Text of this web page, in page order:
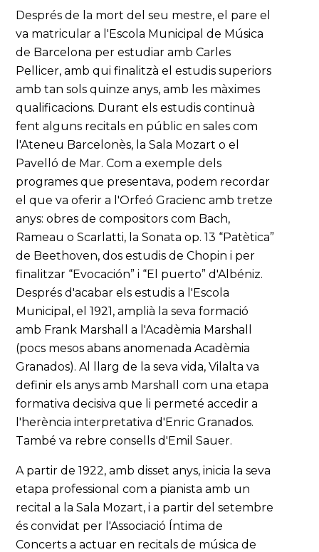
Després de la mort del seu mestre, el pare el
va matricular a l'Escola Municipal de Música
de Barcelona per estudiar amb Carles
Pellicer, amb qui finalitzà el estudis superiors
amb tan sols quinze anys, amb les màximes
qualificacions. Durant els estudis continuà
fent alguns recitals en públic en sales com
l'Ateneu Barcelonès, la Sala Mozart o el
Pavelló de Mar. Com a exemple dels
programes que presentava, podem recordar
el que va oferir a l'Orfeó Gracienc amb tretze
anys: obres de compositors com Bach,
Rameau o Scarlatti, la Sonata op. 13 “Patètica”
de Beethoven, dos estudis de Chopin i per
finalitzar “Evocación” i “El puerto” d'Albéniz.
Després d'acabar els estudis a l'Escola
Municipal, el 1921, amplià la seva formació
amb Frank Marshall a l'Acadèmia Marshall
(pocs mesos abans anomenada Acadèmia
Granados). Al llarg de la seva vida, Vilalta va
definir els anys amb Marshall com una etapa
formativa decisiva que li permeté accedir a
l'herència interpretativa d'Enric Granados.
També va rebre consells d'Emil Sauer.
A partir de 1922, amb disset anys, inicia la seva
etapa professional com a pianista amb un
recital a la Sala Mozart, i a partir del setembre
és convidat per l'Associació Íntima de
Concerts a actuar en recitals de música de